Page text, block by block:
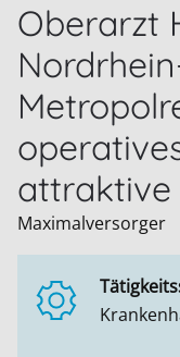
Oberarzt
attraktive
Maximalversorger